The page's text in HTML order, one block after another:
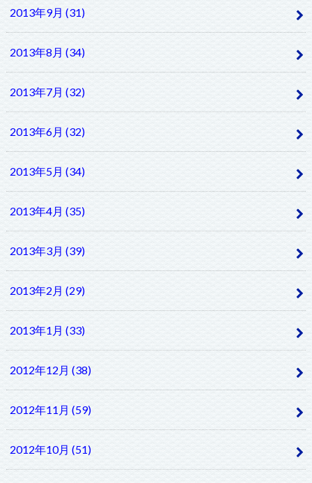
2013年9月 (31)
2013年8月 (34)
2013年7月 (32)
2013年6月 (32)
2013年5月 (34)
2013年4月 (35)
2013年3月 (39)
2013年2月 (29)
2013年1月 (33)
2012年12月 (38)
2012年11月 (59)
2012年10月 (51)